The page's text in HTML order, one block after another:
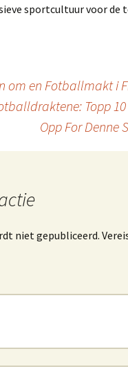
sportcultuur voor de
om en Fotballmakt i
Topp 10
Opp For Denne
niet gepubliceerd.